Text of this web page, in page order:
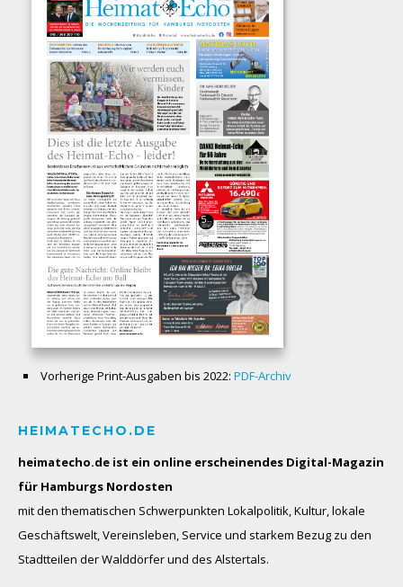
Vorherige Print-Ausgaben bis 2022: PDF-Archiv
HEIMATECHO.DE
heimatecho.de ist ein online erscheinendes Digital-Magazin
für Hamburgs Nordosten
mit den thematischen Schwerpunkten Lokalpolitik, Kultur, lokale
Geschäftswelt, Vereinsleben, Service und starkem Bezug zu den
Stadtteilen der Walddörfer und des Alstertals.